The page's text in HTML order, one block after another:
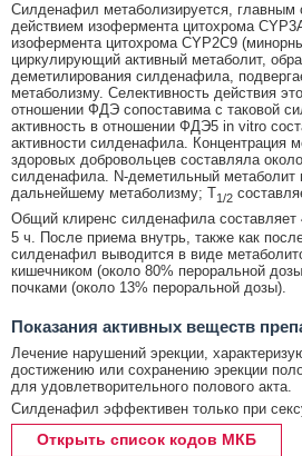
Силденафил метаболизируется, главным
действием изофермента цитохрома
изофермента цитохрома CYP2C9
циркулирующий активный метаболит,
деметилирования силденафила,
метаболизму. Селективность действия
отношении ФДЭ сопоставима с таковой
активность в отношении ФДЭ5 in vitro
активности силденафила. Концентрация
здоровых добровольцев составляла
силденафила. N-деметильный метаболит
дальнейшему метаболизму; T1/2
Общий клиренс силденафила составляет
5 ч. После приема внутрь, также как
силденафил выводится в виде
кишечником (около 80% пероральной
почками (около 13% пероральной дозы).
Показания активных веществ
Лечение нарушений эрекции,
достижению или сохранению эрекции
для удовлетворительного полового акта.
Силденафил эффективен только при
Открыть список кодов МКБ